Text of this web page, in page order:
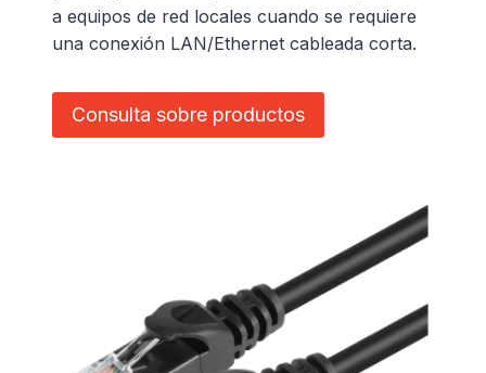
a equipos de red locales cuando se requiere
una conexión LAN/Ethernet cableada corta.
Consulta sobre productos